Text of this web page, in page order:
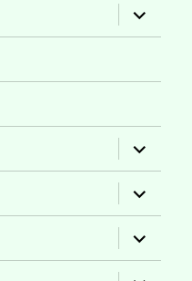
ouvrir
le
sous-
ouvrir
le
sous-
menu
ouvrir
le
sous-
menu
ouvrir
le
sous-
menu